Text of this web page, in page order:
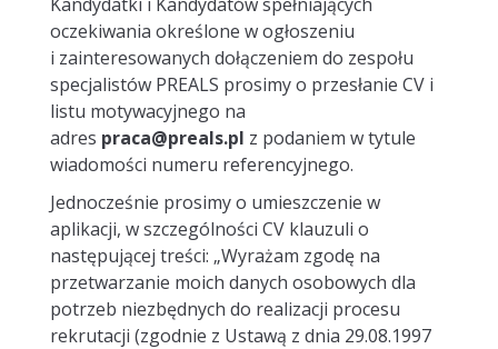
oczekiwania określone w ogłoszeniu
i zainteresowanych dołączeniem do zespołu
specjalistów PREALS prosimy o przesłanie CV i
listu motywacyjnego na
adres praca@preals.pl z podaniem w tytule
wiadomości numeru referencyjnego.
Jednocześnie prosimy o umieszczenie w
aplikacji, w szczególności CV klauzuli o
następującej treści: „Wyrażam zgodę na
przetwarzanie moich danych osobowych dla
potrzeb niezbędnych do realizacji procesu
rekrutacji (zgodnie z Ustawą z dnia 29.08.1997